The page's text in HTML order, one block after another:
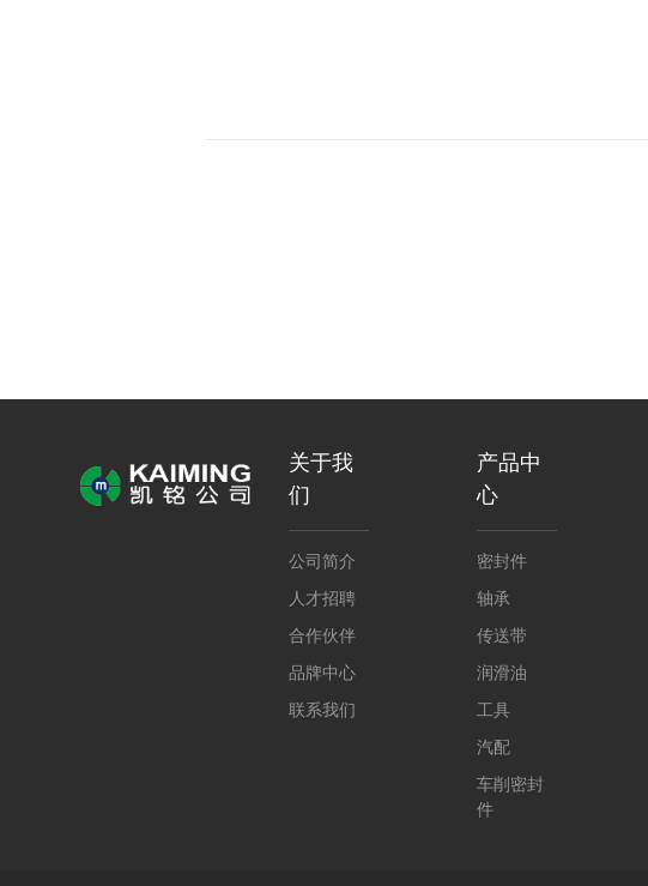
关于我
们
公司简介
人才招聘
合作伙伴
品牌中心
联系我们
产品中
心
密封件
轴承
传送带
润滑油
工具
汽配
车削密封
件